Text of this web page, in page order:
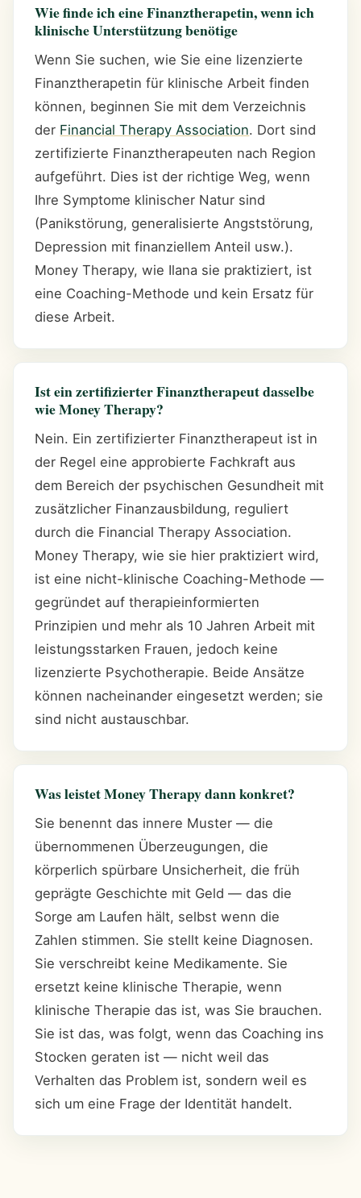
Wie finde ich eine Finanztherapetin, wenn ich
klinische Unterstützung benötige
Wenn Sie suchen, wie Sie eine lizenzierte
Finanztherapetin für klinische Arbeit finden
können, beginnen Sie mit dem Verzeichnis
der Financial Therapy Association. Dort sind
zertifizierte Finanztherapeuten nach Region
aufgeführt. Dies ist der richtige Weg, wenn
Ihre Symptome klinischer Natur sind
(Panikstörung, generalisierte Angststörung,
Depression mit finanziellem Anteil usw.).
Money Therapy, wie Ilana sie praktiziert, ist
eine Coaching-Methode und kein Ersatz für
diese Arbeit.
Ist ein zertifizierter Finanztherapeut dasselbe
wie Money Therapy?
Nein. Ein zertifizierter Finanztherapeut ist in
der Regel eine approbierte Fachkraft aus
dem Bereich der psychischen Gesundheit mit
zusätzlicher Finanzausbildung, reguliert
durch die Financial Therapy Association.
Money Therapy, wie sie hier praktiziert wird,
ist eine nicht-klinische Coaching-Methode —
gegründet auf therapieinformierten
Prinzipien und mehr als 10 Jahren Arbeit mit
leistungsstarken Frauen, jedoch keine
lizenzierte Psychotherapie. Beide Ansätze
können nacheinander eingesetzt werden; sie
sind nicht austauschbar.
Was leistet Money Therapy dann konkret?
Sie benennt das innere Muster — die
übernommenen Überzeugungen, die
körperlich spürbare Unsicherheit, die früh
geprägte Geschichte mit Geld — das die
Sorge am Laufen hält, selbst wenn die
Zahlen stimmen. Sie stellt keine Diagnosen.
Sie verschreibt keine Medikamente. Sie
ersetzt keine klinische Therapie, wenn
klinische Therapie das ist, was Sie brauchen.
Sie ist das, was folgt, wenn das Coaching ins
Stocken geraten ist — nicht weil das
Verhalten das Problem ist, sondern weil es
sich um eine Frage der Identität handelt.